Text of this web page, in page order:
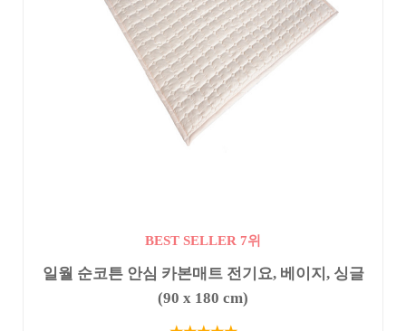
BEST SELLER 7위
일월 순코튼 안심 카본매트 전기요, 베이지, 싱글
(90 x 180 cm)